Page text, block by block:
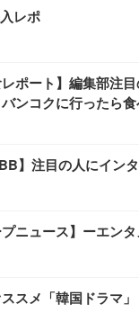
レポ
レポート】編集部注
ンコクに行ったら
】注目の人にイン
プニュース】ーエン
スメ「韓国ドラマ」